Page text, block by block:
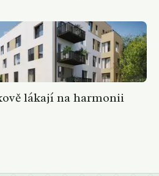
lákají na harmonii